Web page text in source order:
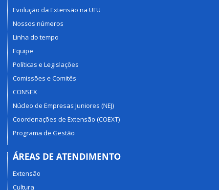
Evolução da Extensão na UFU
Nossos números
Linha do tempo
Equipe
Políticas e Legislações
Comissões e Comitês
CONSEX
Núcleo de Empresas Juniores (NEJ)
Coordenações de Extensão (COEXT)
Programa de Gestão
ÁREAS DE ATENDIMENTO
Extensão
Cultura